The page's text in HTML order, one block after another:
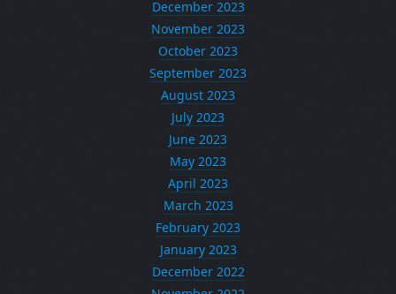
December 2023
November 2023
October 2023
September 2023
August 2023
July 2023
June 2023
May 2023
April 2023
March 2023
February 2023
January 2023
December 2022